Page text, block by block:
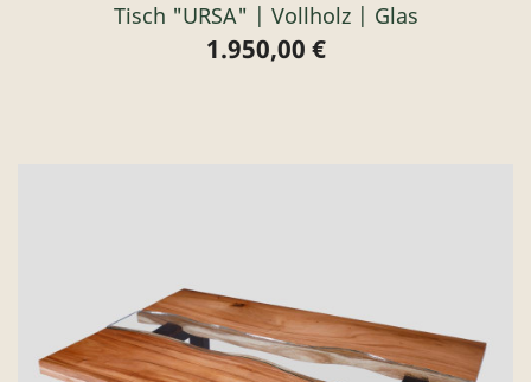
Tisch "URSA" | Vollholz | Glas
Preis
1.950,00 €